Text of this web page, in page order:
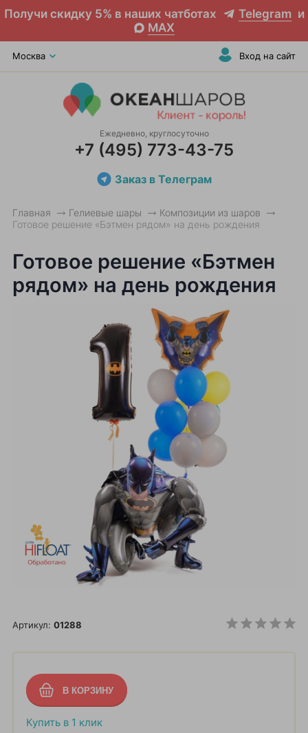
Получи скидку 5% в наших чатботах Telegram и
MAX
Москва Вход на сайт
Ежедневно, круглосуточно
+7 (495) 773-43-75
Заказ в Телеграм
Главная Гелиевые шары
Композиции из шаров
Готовое решение «Бэтмен рядом» на день рождения
Готовое решение «Бэтмен
рядом» на день рождения
Артикул: 01288
Купить в 1 клик